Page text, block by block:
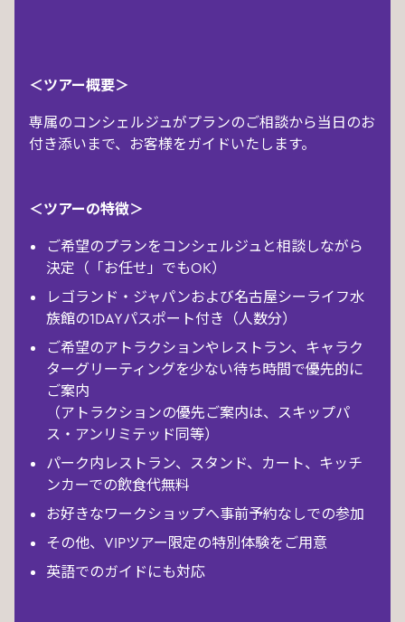
＜ツアー概要＞
専属のコンシェルジュがプランのご相談から当日のお
付き添いまで、お客様をガイドいたします。
＜ツアーの特徴＞
ご希望のプランをコンシェルジュと相談しながら
決定（「お任せ」でもOK）
レゴランド・ジャパンおよび名古屋シーライフ水
族館の1DAYパスポート付き（人数分）
ご希望のアトラクションやレストラン、キャラク
ターグリーティングを少ない待ち時間で優先的に
ご案内
（アトラクションの優先ご案内は、スキップパ
ス・アンリミテッド同等）
パーク内レストラン、スタンド、カート、キッチ
ンカーでの飲食代無料
お好きなワークショップへ事前予約なしでの参加
その他、VIPツアー限定の特別体験をご用意
英語でのガイドにも対応